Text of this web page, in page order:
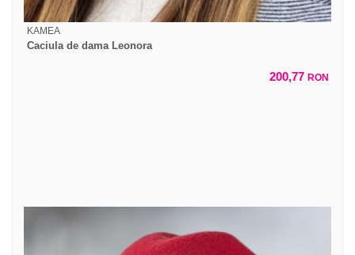
KAMEA
Caciula de dama Leonora
200,77 RON